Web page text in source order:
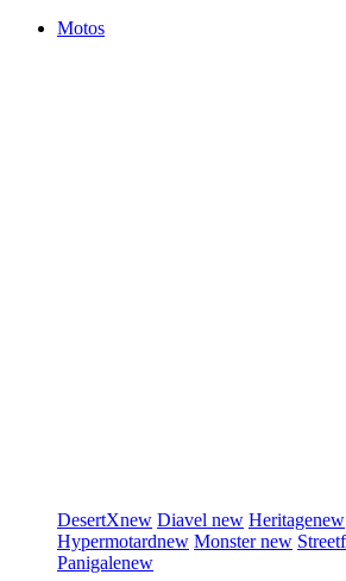
Motos
DesertXnew Diavel new Heritagenew
Hypermotardnew Monsternew
Panigalenew